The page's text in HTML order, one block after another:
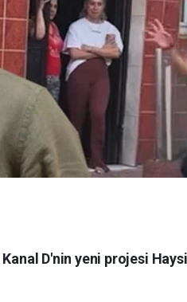
D'nin yeni projesi